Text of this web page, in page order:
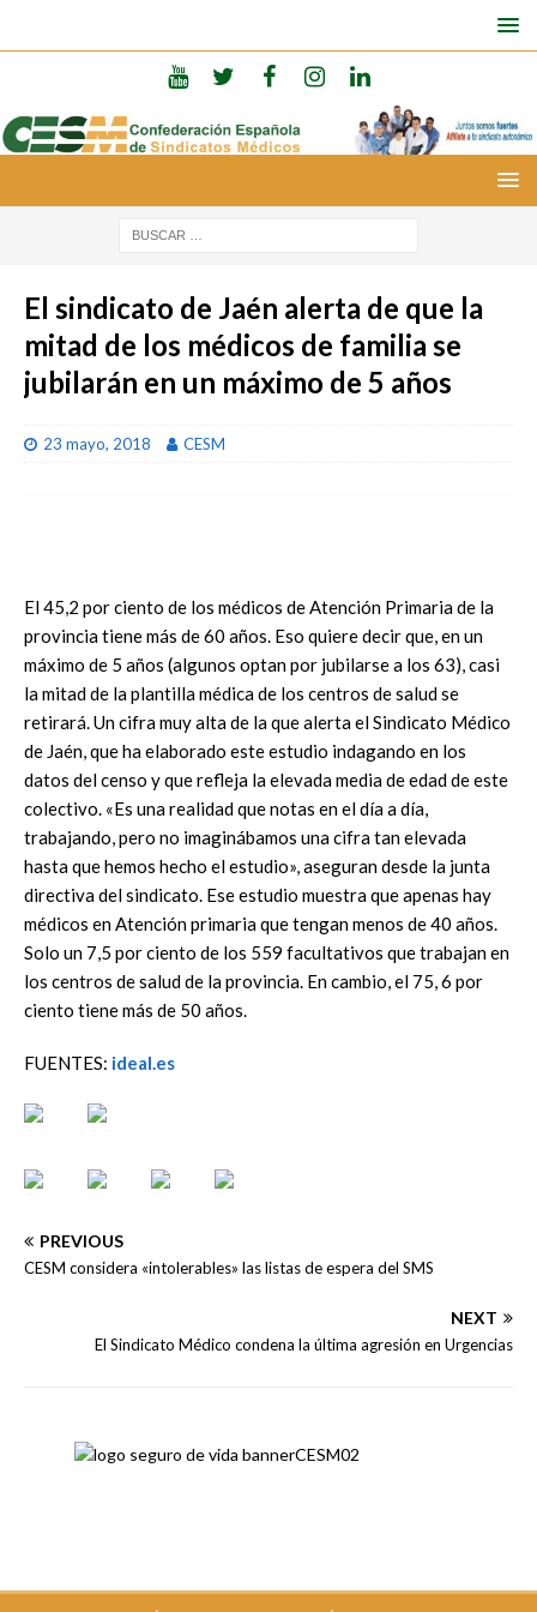
El sindicato de Jaén alerta de que la
mitad de los médicos de familia se
jubilarán en un máximo de 5 años
23 mayo, 2018 CESM
El 45,2 por ciento de los médicos de Atención Primaria de la
provincia tiene más de 60 años. Eso quiere decir que, en un
máximo de 5 años (algunos optan por jubilarse a los 63), casi
la mitad de la plantilla médica de los centros de salud se
retirará. Un cifra muy alta de la que alerta el Sindicato Médico
de Jaén, que ha elaborado este estudio indagando en los
datos del censo y que refleja la elevada media de edad de este
colectivo. «Es una realidad que notas en el día a día,
trabajando, pero no imaginábamos una cifra tan elevada
hasta que hemos hecho el estudio», aseguran desde la junta
directiva del sindicato. Ese estudio muestra que apenas hay
médicos en Atención primaria que tengan menos de 40 años.
Solo un 7,5 por ciento de los 559 facultativos que trabajan en
los centros de salud de la provincia. En cambio, el 75, 6 por
ciento tiene más de 50 años.
FUENTES: ideal.es
PREVIOUS
CESM considera «intolerables» las listas de espera del SMS
NEXT
El Sindicato Médico condena la última agresión en Urgencias